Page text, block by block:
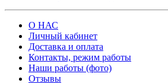
О НАС
Личный кабинет
Доставка и оплата
Контакты, режим работы
Наши работы (фото)
Отзывы